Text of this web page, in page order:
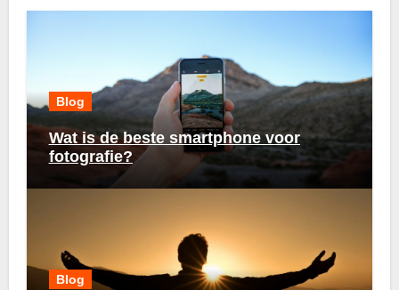
Blog
Wat is de beste smartphone voor
fotografie?
Blog